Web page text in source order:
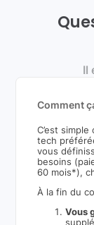
Il
Comment
C’est
tech
vous
besoins
60 mois*),
À la fin du
Vous